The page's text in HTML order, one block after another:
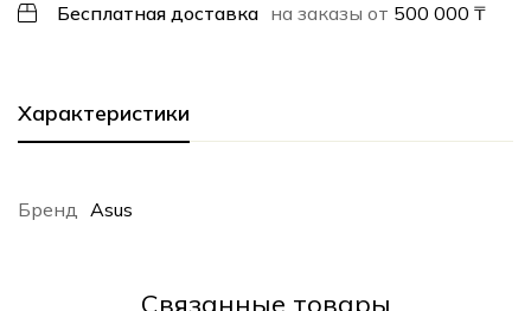
Бесплатная доставка на заказы от 500 000 ₸
Характеристики
Бренд Asus
Cвязанные товары